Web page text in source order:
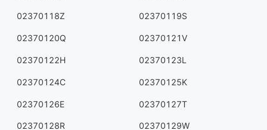
02370118Z 02370119S
02370120Q 02370121V
02370122H 02370123L
02370124C 02370125K
02370126E 02370127T
02370128R 02370129W